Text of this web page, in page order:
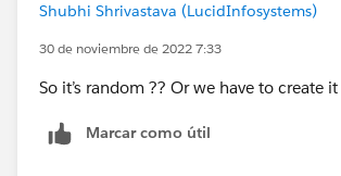
Shubhi Shrivastava (LucidInfosystems)
30 de noviembre de 2022 7:33
So it’s random ?? Or we have to create
Marcar como útil